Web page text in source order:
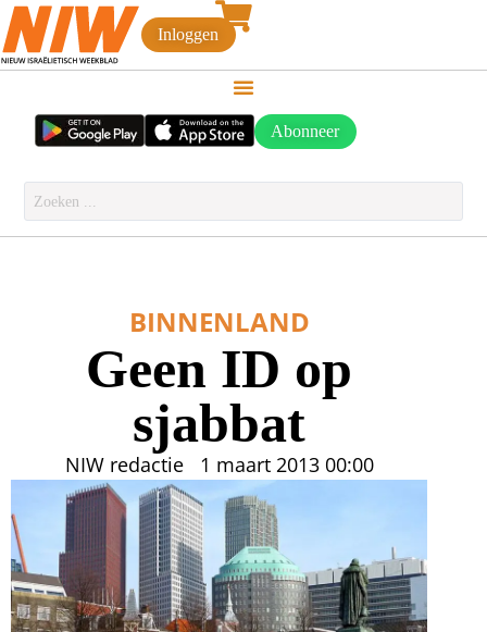
Inloggen
Abonneer
BINNENLAND
Geen ID op
sjabbat
NIW redactie 1 maart 2013 00:00